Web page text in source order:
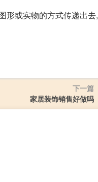
形或实物的方式传递出去,
下一篇
家居装饰销售好做吗